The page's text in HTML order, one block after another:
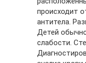
происходит
антитела.
Детей
слабости.